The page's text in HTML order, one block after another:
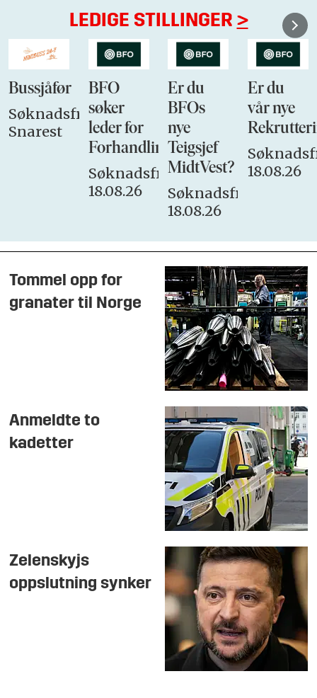
LEDIGE STILLINGER >
Bussjåfør
Søknadsfrist:
Snarest
BFO
søker
leder for
Forhandlingsutvalget
Søknadsfrist:
18.08.26
Er du
BFOs
nye
Teigsjef
MidtVest?
Søknadsfrist:
18.08.26
Er du
vår nye
18.08.26
Tommel opp for
granater til Norge
Anmeldte to
kadetter
Zelenskyjs
oppslutning synker